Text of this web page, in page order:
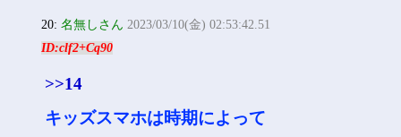
20:名無しさん 2023/03/10(金) 02:53:42.51
ID:clf2+Cq90
>>14
キッズスマホは時期によって